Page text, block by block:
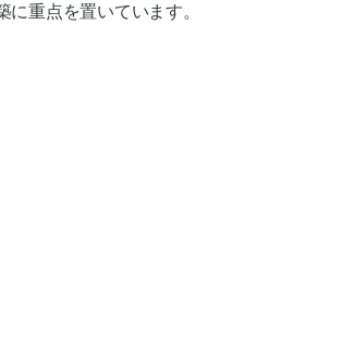
重点を置いています。